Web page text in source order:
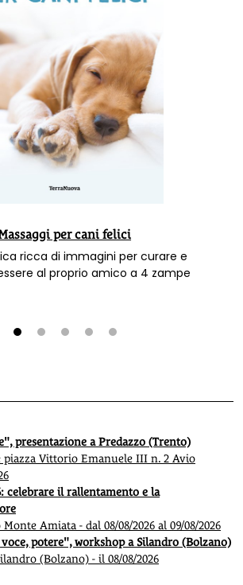
per cani felici
ricca di immagini per curare e
offrire benessere al proprio amico a 4 zampe
presentazione a Predazzo (Trento)
piazza Vittorio Emanuele III n. 2 Avio
celebrare il rallentamento e la
Amiata - dal 08/08/2026 al 09/08/2026
potere", workshop a Silandro (Bolzano)
(Bolzano) - il 08/08/2026